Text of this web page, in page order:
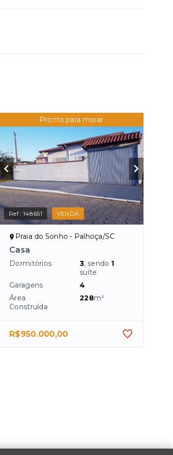
Pronto para morar
Ref.:148651 VENDA
Praia do Sonho - Palhoça/SC
Casa
Dormitórios 3, sendo 1
suíte
Garagens
4
Área
Construída
228m²
R$950.000,00